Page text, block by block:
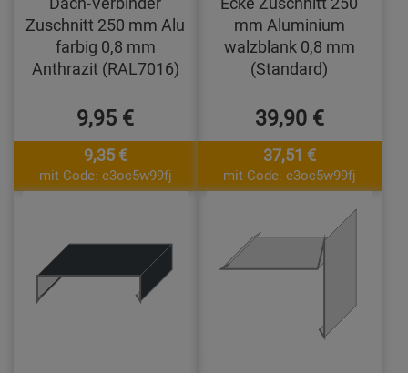
Zuschnitt 250 mm Alu
farbig 0,8 mm
Anthrazit (RAL7016)
9,95 €
9,35 €
mit Code: e3oc5w99fj
mm Aluminium
walzblank 0,8 mm
(Standard)
39,90 €
37,51 €
mit Code: e3oc5w99fj